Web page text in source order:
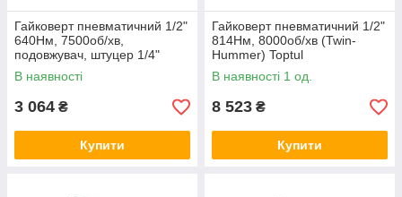
Гайковерт пневматичний 1/2"
640Нм, 7500об/хв,
подовжувач, штуцер 1/4"
SIGMA
В наявності
3 064 ₴
Купити
Гайковерт пневматичний 1/2"
814Нм, 8000об/хв (Twin-
Hummer) Toptul
В наявності 1 од.
8 523 ₴
Купити